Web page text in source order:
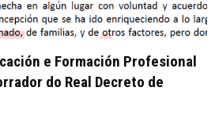
e Formación Profesional
do Real Decreto de